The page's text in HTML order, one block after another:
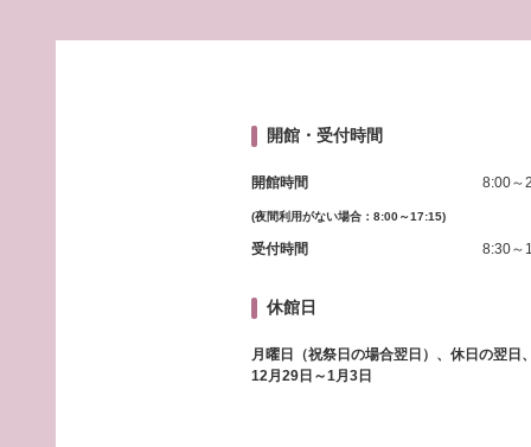
開館・受付時間
開館時間 8:00～
(夜間利用がない場合：8:00～17:15)
受付時間 8:30～
休館日
月曜日（祝祭日の場合翌日）、休日の翌日
12月29日～1月3日